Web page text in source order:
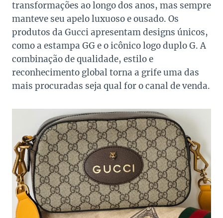
transformações ao longo dos anos, mas sempre
manteve seu apelo luxuoso e ousado. Os
produtos da Gucci apresentam designs únicos,
como a estampa GG e o icônico logo duplo G. A
combinação de qualidade, estilo e
reconhecimento global torna a grife uma das
mais procuradas seja qual for o canal de venda.